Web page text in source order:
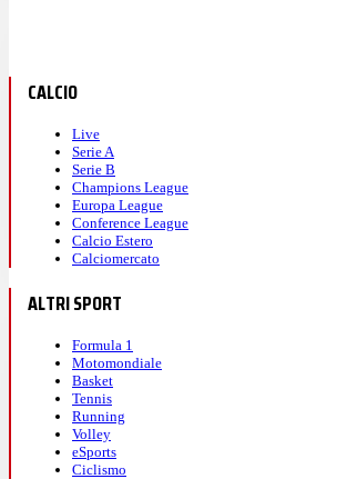
CALCIO
Live
Serie A
Serie B
Champions League
Europa League
Conference League
Calcio Estero
Calciomercato
ALTRI SPORT
Formula 1
Motomondiale
Basket
Tennis
Running
Volley
eSports
Ciclismo